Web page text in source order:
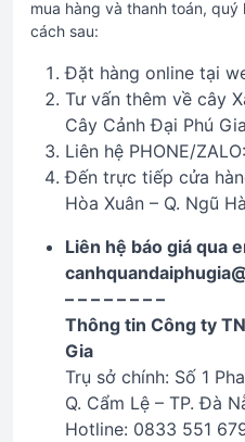
mua hàng và thanh toán,
cách sau:
Đặt hàng online tại
Tư vấn thêm về cây
Cây Cảnh Đại Phú Gia
Liên hệ PHONE/
Đến trực tiếp cửa
Hòa Xuân – Q. Ngũ
Liên hệ báo giá qua
– – – – – – – –
Thông tin Công ty
Gia
Trụ sở chính: Số 1
Q. Cẩm Lệ – TP. Đà
Hotline: 0833 551